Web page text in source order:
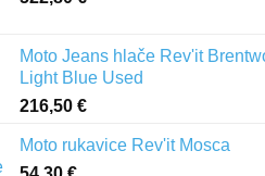
Moto Jeans hlače Rev'it
Light Blue Used
216,50 €
Moto rukavice Rev'it Mosca